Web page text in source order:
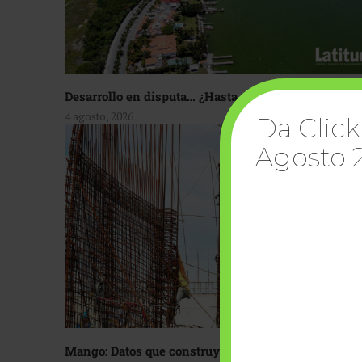
Desarrollo en disputa… ¿Hasta dónde crecer?
4 agosto, 2026
Mango: Datos que construyen confianza
Da
Agosto